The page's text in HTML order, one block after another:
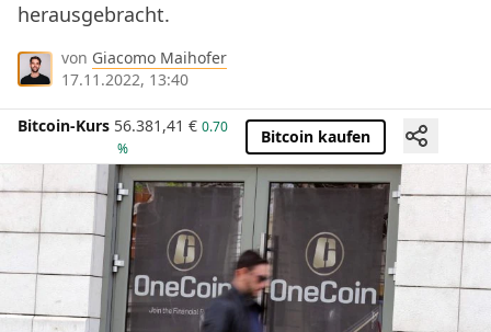
herausgebracht.
von Giacomo Maihofer
17.11.2022, 13:40
Bitcoin-Kurs 56.381,41 € 0.70
%
Bitcoin kaufen